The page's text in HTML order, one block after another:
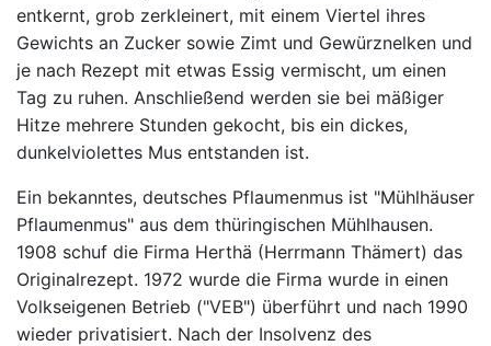
entkernt, grob zerkleinert, mit einem Viertel ihres
Gewichts an Zucker sowie Zimt und Gewürznelken und
je nach Rezept mit etwas Essig vermischt, um einen
Tag zu ruhen. Anschließend werden sie bei mäßiger
Hitze mehrere Stunden gekocht, bis ein dickes,
dunkelviolettes Mus entstanden ist.
Ein bekanntes, deutsches Pflaumenmus ist "Mühlhäuser
Pflaumenmus" aus dem thüringischen Mühlhausen.
1908 schuf die Firma Herthä (Herrmann Thämert) das
Originalrezept. 1972 wurde die Firma wurde in einen
Volkseigenen Betrieb ("VEB") überführt und nach 1990
wieder privatisiert. Nach der Insolvenz des